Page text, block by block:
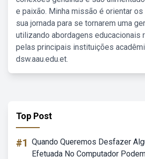
e paixão. Minha missão é orientar
sua jornada para se tornarem uma
utilizando abordagens educacionais
pelas principais instituições
dsw.aau.edu.et.
Top Post
#1 Quando Queremos Desfazer
Efetuada No Computador